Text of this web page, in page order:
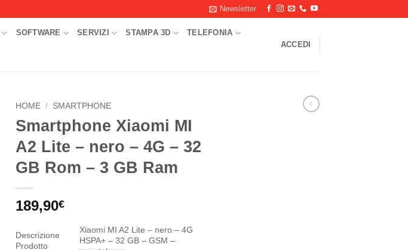
Newsletter
SOFTWARE SERVIZI STAMPA 3D TELEFONIA
ACCEDI
HOME / SMARTPHONE
Smartphone Xiaomi MI
A2 Lite – nero – 4G – 32
GB Rom – 3 GB Ram
189,90€
Descrizione
Prodotto
Xiaomi MI A2 Lite – nero – 4G
HSPA+ – 32 GB – GSM –